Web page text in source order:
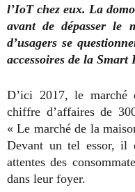
l’IoT chez eux. La
avant de dépasser le
d’usagers se
accessoires de la Smart
D’ici 2017, le marché
chiffre d’affaires de
« Le marché de la
Devant un tel essor, il
attentes des
dans leur foyer.